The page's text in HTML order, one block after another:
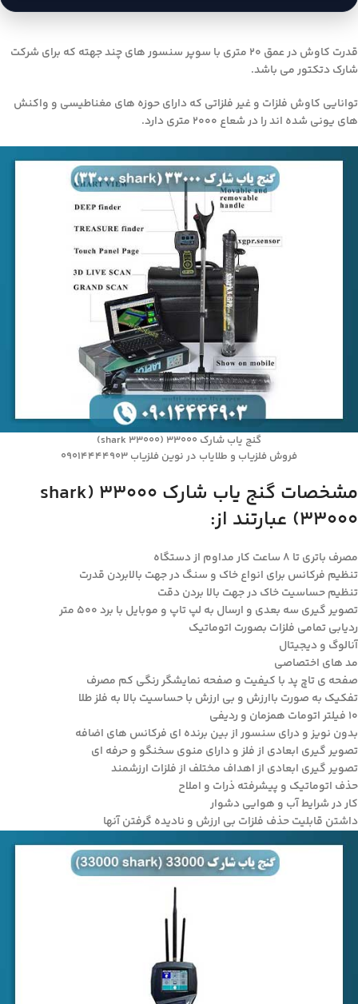
قدرت کاوش در عمق ۲۰ متری با سوپر سنسور های چند جهته که برای شرکت
شارک دتکتور می باشد.
توانایی کاوش فلزات و غیر فلزاتی که دارای حوزه های مغناطیسی و واکنش
های یونی شده اند را در شعاع ۲۰۰۰ متری دارد.
گنج یاب شارک ۳۳۰۰۰ (shark 33000)
فروش فلزیاب و طلایاب در نوین فلزیاب 09014444903
مشخصات گنج یاب شارک ۳۳۰۰۰ (shark
33000) عبارتند از:
مصرف باتری تا ۸ ساعت کار مداوم از دستگاه
تنظیم فرکانس برای انواع خاک و سنگ در جهت بالابردن قدرت
تنظیم حساسیت خاک در جهت بالا بردن دقت
تصویر گیری سه بعدی و ارسال به لپ تاپ و موبایل با برد ۵۰۰ متر
ردیابی تمامی فلزات بصورت اتوماتیک
آنالوگ و دیجیتال
مد های اختصاصی
صفحه ی تاچ پد با کیفیت و صفحه نمایشگر رنگی کم مصرف
تفکیک به صورت باارزش و بی ارزش با حساسیت بالا به فلز طلا
۱۰ فیلتر اتومات همزمان و ردیفی
بدون نویز و درای سنسور از بین برنده ای فرکانس های اضافه
تصویر گیری ابعادی از فلز و دارای منوی سخنگو و حرفه ای
تصویر گیری ابعادی از اهداف مختلف از فلزات ارزشمند
حذف اتوماتیک و پیشرفته ذرات و املاح
کار در شرایط آب و هوایی دشوار
داشتن قابلیت حذف فلزات بی ارزش و نادیده گرفتن آنها